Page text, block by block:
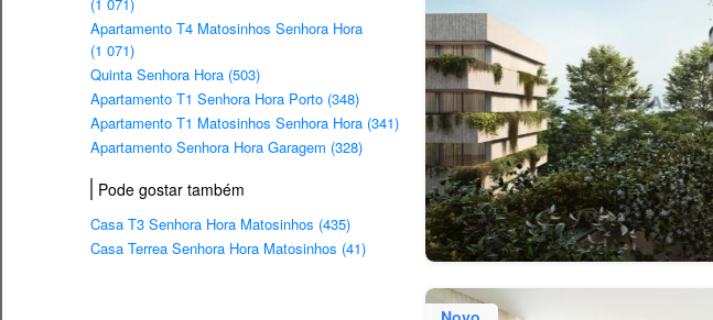
Apartamento T4 Matosinhos Senhora Hora
(1 071)
Quinta Senhora Hora (503)
Apartamento T1 Senhora Hora Porto (348)
Apartamento T1 Matosinhos Senhora Hora (341)
Apartamento Senhora Hora Garagem (328)
Pode gostar também
Casa T3 Senhora Hora Matosinhos (435)
Casa Terrea Senhora Hora Matosinhos (41)